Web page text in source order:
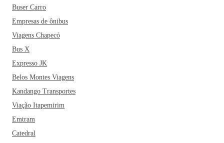
Buser Carro
Empresas de ônibus
Viagens Chapecó
Bus X
Expresso JK
Belos Montes Viagens
Kandango Transportes
Viação Itapemirim
Emtram
Catedral